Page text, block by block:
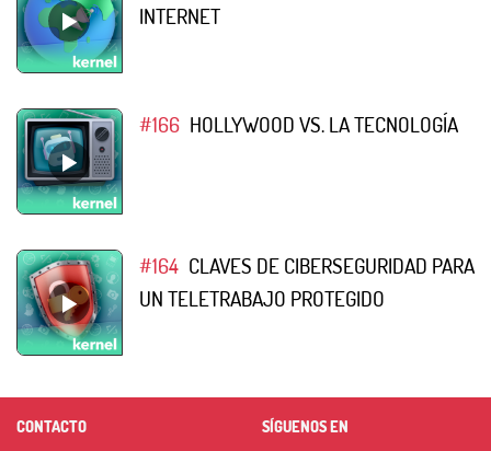
INTERNET
#166 HOLLYWOOD VS. LA TECNOLOGÍA
#164 CLAVES DE CIBERSEGURIDAD PARA
UN TELETRABAJO PROTEGIDO
CONTACTO SÍGUENOS EN